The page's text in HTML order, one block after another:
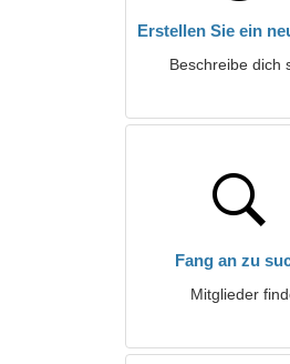
Erstellen Sie ein
Beschreibe dich
Fang an zu
Mitglieder